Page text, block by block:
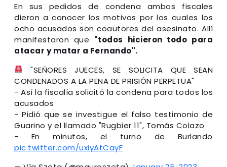
En sus pedidos de condena ambos fiscales
dieron a conocer los motivos por los cuales los
ocho acusados son coautores del asesinato. Allí
manifestaron que "todos hicieron todo para
atacar y matar a Fernando".
"SEÑORES JUECES, SE SOLICITA QUE SEAN
CONDENADOS A LA PENA DE PRISIÓN PERPETUA"
- Así la fiscalía solicitó la condena para todos los
acusados
- Pidió que se investigue el falso testimonio de
Guarino y el llamado "Rugbier 11", Tomás Colazo
- En minutos, el turno de Burlando
pic.twitter.com/uxiyAtCayF